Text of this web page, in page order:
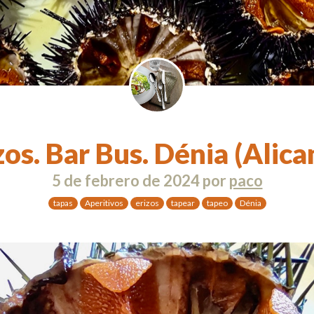
Bar Bus. Dénia
5 de febrero de 2024por paco
tapas Aperitivos erizos tapear tapeo Dénia